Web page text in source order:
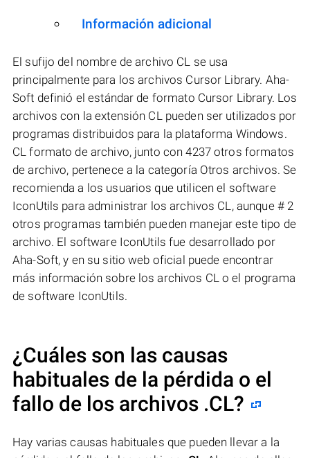
Información adicional
El sufijo del nombre de archivo CL se usa
principalmente para los archivos Cursor Library. Aha-
Soft definió el estándar de formato Cursor Library. Los
archivos con la extensión CL pueden ser utilizados por
programas distribuidos para la plataforma Windows.
CL formato de archivo, junto con 4237 otros formatos
de archivo, pertenece a la categoría Otros archivos. Se
recomienda a los usuarios que utilicen el software
IconUtils para administrar los archivos CL, aunque # 2
otros programas también pueden manejar este tipo de
archivo. El software IconUtils fue desarrollado por
Aha-Soft, y en su sitio web oficial puede encontrar
más información sobre los archivos CL o el programa
de software IconUtils.
¿Cuáles son las causas
habituales de la pérdida o el
fallo de los archivos .CL?
Hay varias causas habituales que pueden llevar a la